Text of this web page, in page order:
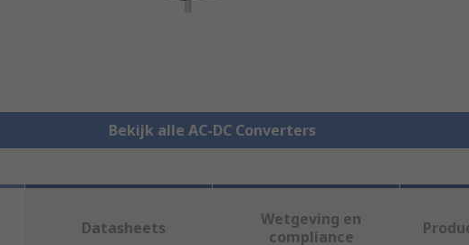
Bekijk alle AC-DC Converters
Datasheets
Wetgeving en
compliance